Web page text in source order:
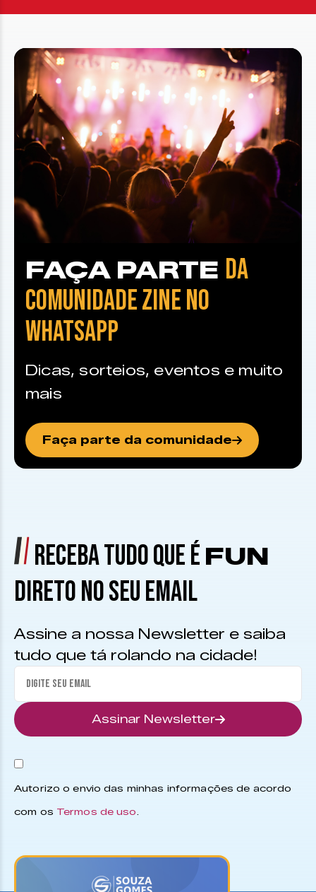
FAÇA PARTE DA
COMUNIDADE ZINE NO
WHATSAPP
Dicas, sorteios, eventos e muito
mais
Faça parte da comunidade
RECEBA TUDO QUE É FUN
DIRETO NO SEU EMAIL
Assine a nossa Newsletter e saiba
tudo que tá rolando na cidade!
Assinar Newsletter
Autorizo o envio das minhas informações de acordo
com os Termos de uso.